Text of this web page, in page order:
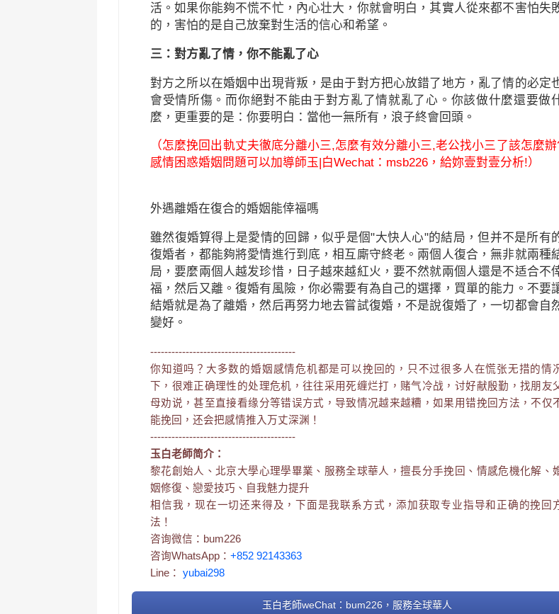
活。如果你能夠不慌不忙，內心壮大，你就會明白，其實人從來都不害怕失
的，害怕的是自己放棄對生活的信心和希望。
三：對方亂了情，你不能亂了心
對方之所以在婚姻中出現背叛，是由于對方把心放錯了地方，亂了情的必定
會受情所傷。而你絕對不能由于對方亂了情就亂了心。你該做什麼還要做
麼，更重要的是：你要明白：當他一無所有，浪子終會回頭。
（怎麼挽回出軌丈夫徹底分離小三,怎麼有效分離小三,老公找小三了該怎麼辦
感情困惑婚姻問題可以加導師玉|白Wechat：msb226，給妳壹對壹分析!）
外遇離婚在復合的婚姻能倖福嗎
雖然復婚算得上是愛情的回歸，似乎是個"大快人心"的結局，但并不是所有
復婚者，都能夠將愛情進行到底，相互廝守終老。兩個人復合，無非就兩種
局，要麼兩個人越发珍惜，日子越來越紅火，要不然就兩個人還是不适合不
福，然后又離。復婚有風險，你必需要有為自己的選擇，買單的能力。不要
結婚就是為了離婚，然后再努力地去嘗試復婚，不是說復婚了，一切都會自
變好。
-----------------------------------------
你知道吗？大多数的婚姻感情危机都是可以挽回的，只不过很多人在慌张无措的情
下，很难正确理性的处理危机，往往采用死缠烂打，赌气冷战，讨好献殷勤，找朋友
母劝说，甚至直接看缘分等错误方式，导致情况越来越糟，如果用错挽回方法，不仅
能挽回，还会把感情推入万丈深渊！
-----------------------------------------
玉白老師简介：
黎花創始人、北京大學心理學畢業、服務全球華人，擅長分手挽回、情感危機化解、
姻修復、戀愛技巧、自我魅力提升
相信我，现在一切还来得及，下面是我联系方式，添加获取专业指导和正确的挽回
法！
咨询微信：bum226
咨询WhatsApp： +852 92143363
Line： yubai298
玉白老師weChat：bum226，服務全球華人